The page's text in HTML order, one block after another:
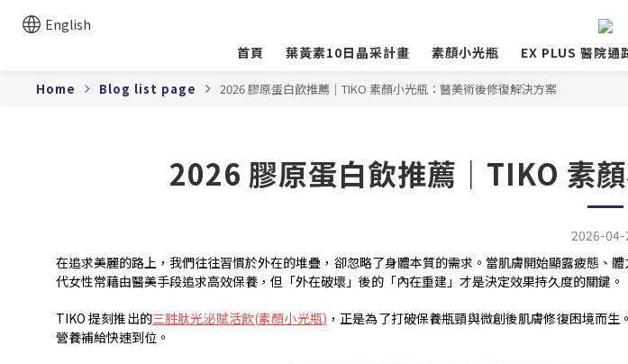
English
首頁
葉黃素10日晶采計畫 素顏小光瓶 EX PLUS 醫院通
Home Blog list page 2026 膠原蛋白飲推薦｜TIKO 素顏小光瓶：醫美術後修復解決方案
2026 膠原蛋白飲推薦｜TIKO 素
2026-04-
在追求美麗的路上，我們往往習慣於外在的堆疊，卻忽略了身體本質的需求。當肌膚開始顯露疲態
代女性常藉由醫美手段追求高效保養，但「外在破壞」後的「內在重建」才是決定效果持久度的關鍵。
TIKO提刻推出的三胜肽光泌賦活飲(素顏小光瓶) ，正是為了打破保養瓶頸與微創後肌膚修復困境而
營養補給快速到位。